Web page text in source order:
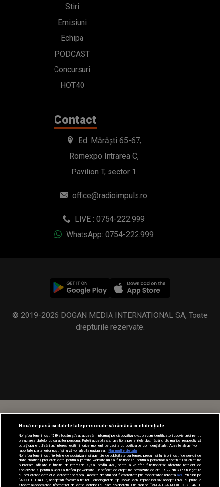
Stiri
Emisiuni
Echipa
PODCAST
Concursuri
HOT40
Contact
Bd. Mărăști 65-67,
Romexpo Intrarea C,
Pavilion T, sector 1
office@radioimpuls.ro
LIVE : 0754-222.999
WhatsApp: 0754-222.999
© 2019-2026 DOGAN MEDIA INTERNATIONAL SA, Toate
drepturile rezervate.
Nouă ne pasă ca datele tale personale să rămână confidențiale
Noi și partenerii noștri589stocăm și/sau accesăm informații pe dispozitivul dvs., precum identificatorii cookie unici pentru
prelucrarea datelor cu caracter personal. Puteți accepta sau gestiona preferințele dvs. făcând clic mai jos, respectiv vă
puteți opune utilizării unui interes legitim în orice moment pe pagina cu politica de confidențialitate. Aceste alegeri vor fi
raportate partenerilor noștri și nu vă vor afecta navigarea.
Mai multe detalii
Noi si partenerii nostri (retelele de socializare si agentiile de publicitate partenere, precum si furnizorii nostri de servicii de
date analitice) prelucram date pentru a permite website-ului sa functioneze, pentru a personaliza continutul si anunturile
publicitare afisate in functie de interesele si/sau profilul dvs., pentru a va oferi functionalitati aferente retelelor de
socializare si pentru a analiza traficul pe website. Beneficiati de drepturile prevazute de art. 15-22 din GDPR in legatura
cu prelucrarea datelor cu caracter personal. Aceste drepturi pot fi exercitate prin modalitatea indicataaici . Prin click pe
“ACCEPT TOATE”, acceptati folosirea tuturor Tehnologiilor de tip Cookie, care implica inclusiv acceptul dvs. cu privire la
stocarea/accesarea informatiilor de catre Vendor-ii cu care colaboram. Prin click pe “VREAU SA MODIFIC SETARILE